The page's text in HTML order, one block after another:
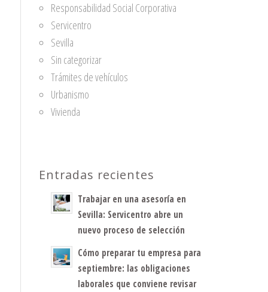
Responsabilidad Social Corporativa
Servicentro
Sevilla
Sin categorizar
Trámites de vehículos
Urbanismo
Vivienda
Entradas recientes
Trabajar en una asesoría en
Sevilla: Servicentro abre un
nuevo proceso de selección
Cómo preparar tu empresa para
septiembre: las obligaciones
laborales que conviene revisar